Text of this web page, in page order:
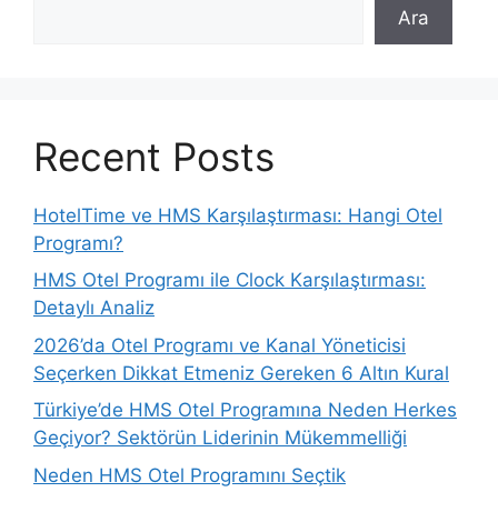
Ara
Recent Posts
HotelTime ve HMS Karşılaştırması: Hangi Otel
Programı?
HMS Otel Programı ile Clock Karşılaştırması:
Detaylı Analiz
2026’da Otel Programı ve Kanal Yöneticisi
Seçerken Dikkat Etmeniz Gereken 6 Altın Kural
Türkiye’de HMS Otel Programına Neden Herkes
Geçiyor? Sektörün Liderinin Mükemmelliği
Neden HMS Otel Programını Seçtik